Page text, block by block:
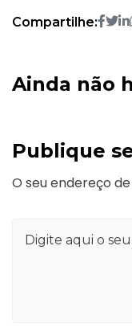
Compartilhe:
Ainda não
Publique
O seu endereço